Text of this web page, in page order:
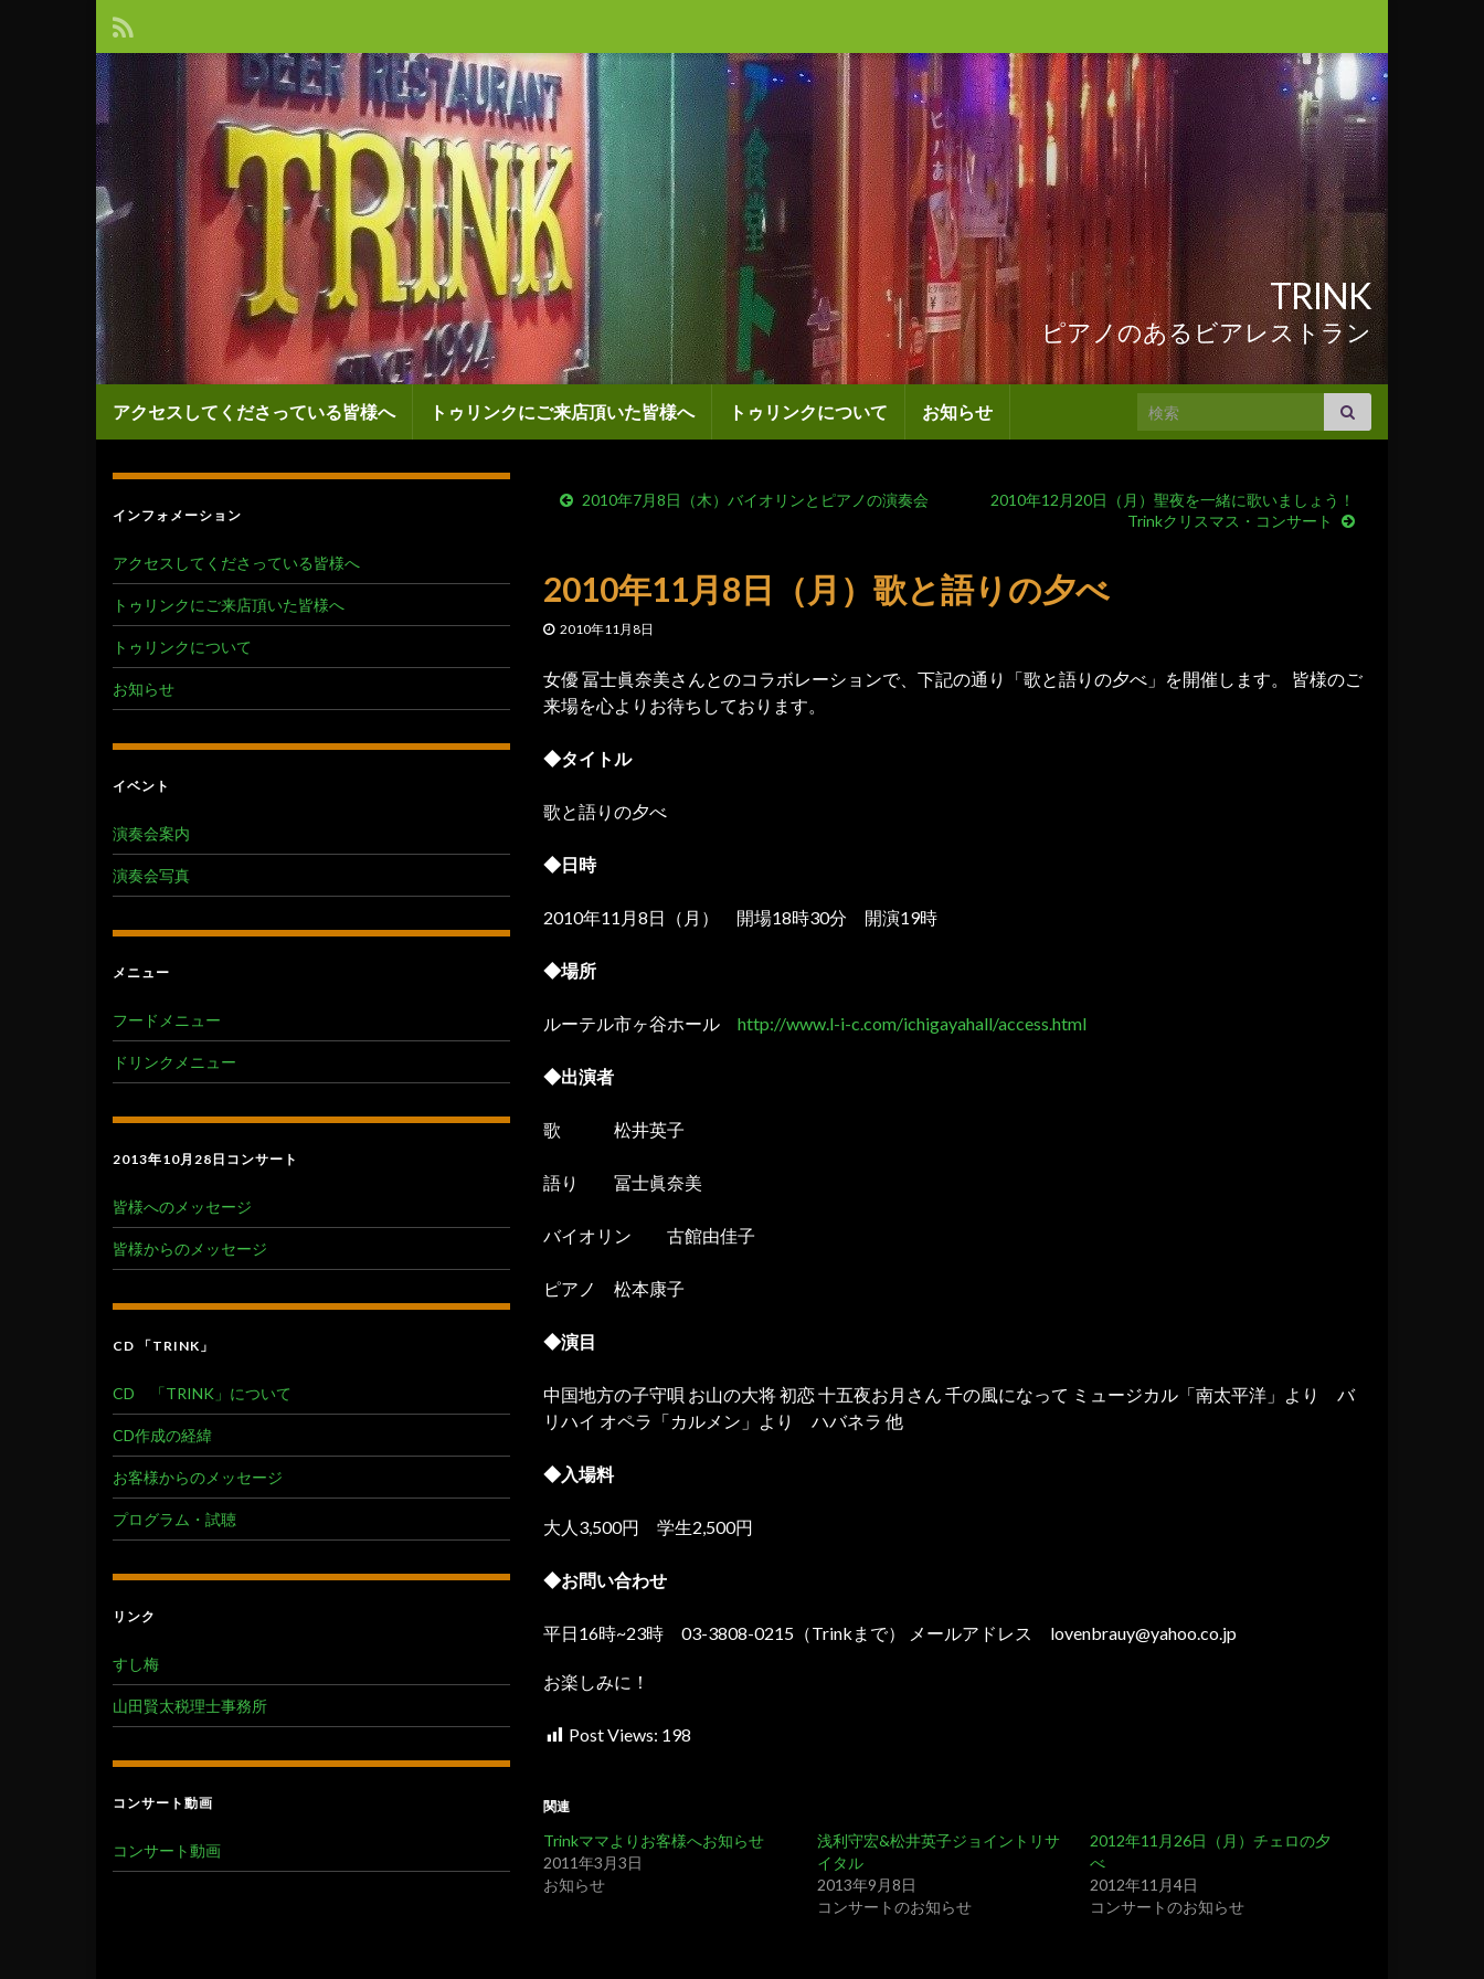
TRINK
ピアノのあるビアレストラン
アクセスしてくださっている皆様へ トゥリンクにご来店頂いた皆様へ トゥリンクについて お知らせ Search for:
2010年7月8日（木）バイオリンとピアノの演奏会
2010年12月20日（月）聖夜を一緒に歌いましょう！
Trinkクリスマス・コンサート
2010年11月8日（月）歌と語りの夕べ
2010年11月8日
女優 冨士眞奈美さんとのコラボレーションで、下記の通り「歌と語りの夕べ」を開催します。 皆様のご
来場を心よりお待ちしております。
◆タイトル
歌と語りの夕べ
◆日時
2010年11月8日（月） 開場18時30分 開演19時
◆場所
ルーテル市ヶ谷ホール http://www.l-i-c.com/ichigayahall/access.html
◆出演者
歌 松井英子
語り 冨士眞奈美
バイオリン 古館由佳子
ピアノ 松本康子
◆演目
中国地方の子守唄 お山の大将 初恋 十五夜お月さん 千の風になって ミュージカル「南太平洋」より バ
リハイ オペラ「カルメン」より ハバネラ 他
◆入場料
大人3,500円 学生2,500円
◆お問い合わせ
平日16時~23時 03-3808-0215（Trinkまで） メールアドレス lovenbrauy@yahoo.co.jp
お楽しみに！
Post Views: 198
関連
Trinkママよりお客様へお知らせ
2011年3月3日
お知らせ
浅利守宏&松井英子ジョイントリサ
イタル
2013年9月8日
コンサートのお知らせ
2012年11月26日（月）チェロの夕
べ
2012年11月4日
コンサートのお知らせ
インフォメーション
アクセスしてくださっている皆様へ
トゥリンクにご来店頂いた皆様へ
トゥリンクについて
お知らせ
イベント
演奏会案内
演奏会写真
メニュー
フードメニュー
ドリンクメニュー
2013年10月28日コンサート
皆様へのメッセージ
皆様からのメッセージ
CD 「TRINK」
CD 「TRINK」について
CD作成の経緯
お客様からのメッセージ
プログラム・試聴
リンク
すし梅
山田賢太税理士事務所
コンサート動画
コンサート動画